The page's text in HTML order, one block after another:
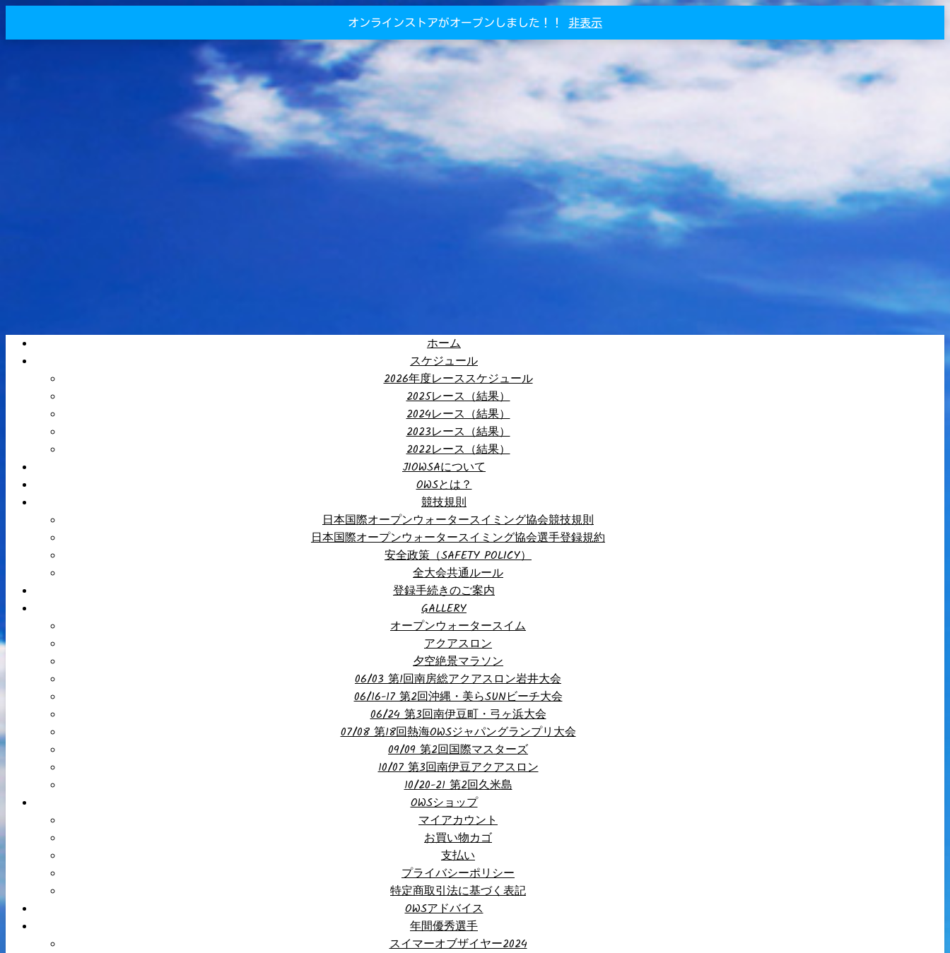
オンラインストアがオープンしました！！ 非表示
ホーム
スケジュール
2026年度レーススケジュール
2025レース（結果）
2024レース（結果）
2023レース（結果）
2022レース（結果）
JIOWSAについて
OWSとは？
競技規則
日本国際オープンウォータースイミング協会競技規則
日本国際オープンウォータースイミング協会選手登録規約
安全政策（SAFETY POLICY）
全大会共通ルール
登録手続きのご案内
GALLERY
オープンウォータースイム
アクアスロン
夕空絶景マラソン
06/03 第1回南房総アクアスロン岩井大会
06/16-17 第2回沖縄・美らSUNビーチ大会
06/24 第3回南伊豆町・弓ヶ浜大会
07/08 第18回熱海OWSジャパングランプリ大会
09/09 第2回国際マスターズ
10/07 第3回南伊豆アクアスロン
10/20-21 第2回久米島
OWSショップ
マイアカウント
お買い物カゴ
支払い
プライバシーポリシー
特定商取引法に基づく表記
OWSアドバイス
年間優秀選手
スイマーオブザイヤー2024